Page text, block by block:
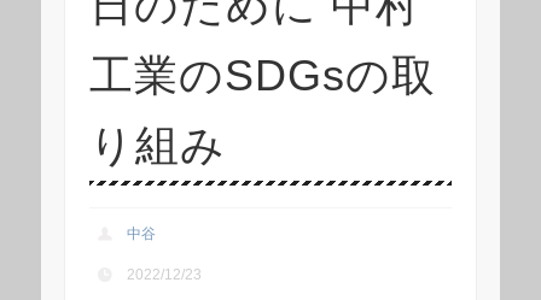
総合
サイ
ト 中
業株
工業のSDGsの取
り組み
中谷
2022/12/23